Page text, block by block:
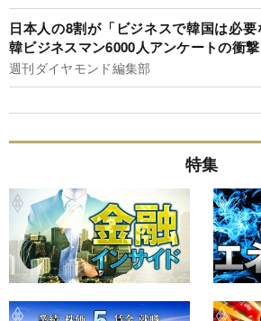
日本人の8割が「ビジネスで韓国は必要
韓ビジネスマン6000人アンケートの衝撃
週刊ダイヤモンド編集部
特集